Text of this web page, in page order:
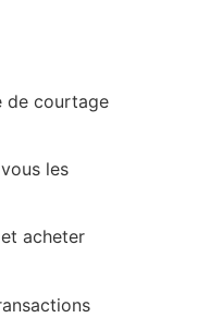
de courtage
les
acheter